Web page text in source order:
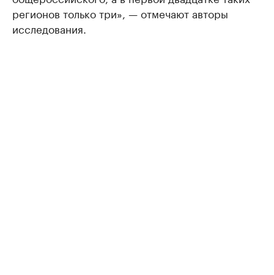
регионов только три», — отмечают авторы
исследования.